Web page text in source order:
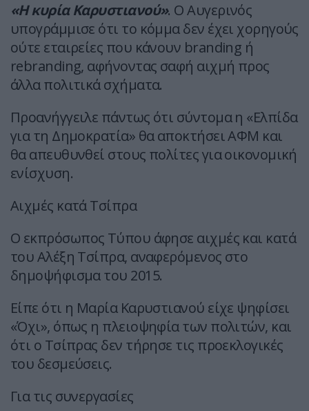
«Η κυρία Καρυστιανού». Ο Αυγερινός
υπογράμμισε ότι το κόμμα δεν έχει χορηγούς
ούτε εταιρείες που κάνουν branding ή
rebranding, αφήνοντας σαφή αιχμή προς
άλλα πολιτικά σχήματα.
Προανήγγειλε πάντως ότι σύντομα η «Ελπίδα
για τη Δημοκρατία» θα αποκτήσει ΑΦΜ και
θα απευθυνθεί στους πολίτες για οικονομική
ενίσχυση.
Αιχμές κατά Τσίπρα
Ο εκπρόσωπος Τύπου άφησε αιχμές και κατά
του Αλέξη Τσίπρα, αναφερόμενος στο
δημοψήφισμα του 2015.
Είπε ότι η Μαρία Καρυστιανού είχε ψηφίσει
«Όχι», όπως η πλειοψηφία των πολιτών, και
ότι ο Τσίπρας δεν τήρησε τις προεκλογικές
του δεσμεύσεις.
Για τις συνεργασίες